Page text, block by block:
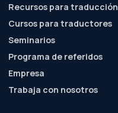
Recursos para traducción
Cursos para traductores
Seminarios
Programa de referidos
Empresa
Trabaja con nosotros